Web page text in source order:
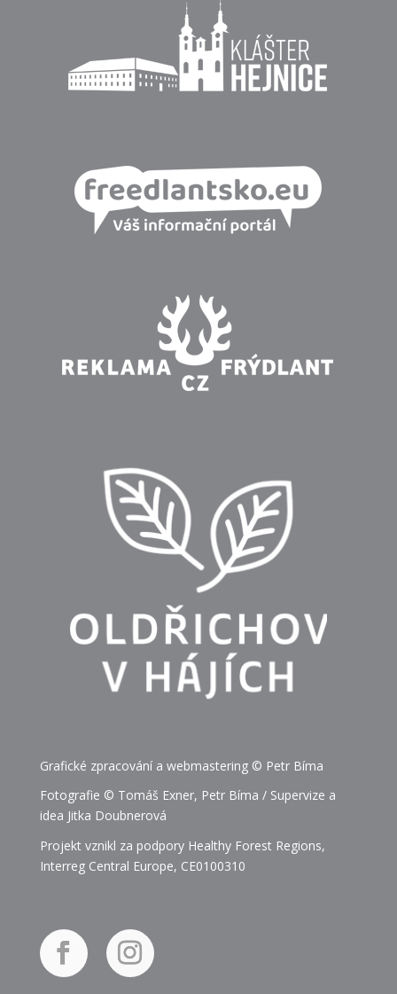
Grafické zpracování a webmastering © Petr Bíma
Fotografie © Tomáš Exner, Petr Bíma / Supervize a
idea Jitka Doubnerová
Projekt vznikl za podpory Healthy Forest Regions,
Interreg Central Europe, CE0100310